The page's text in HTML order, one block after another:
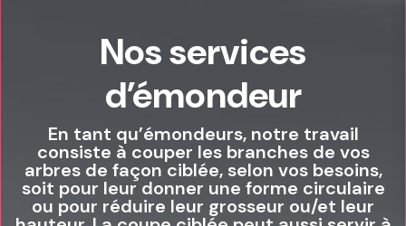
Nos services
d’émondeur
En tant qu’émondeurs, notre travail
consiste à couper les branches de vos
arbres de façon ciblée, selon vos besoins,
soit pour leur donner une forme circulaire
ou pour réduire leur grosseur ou/et leur